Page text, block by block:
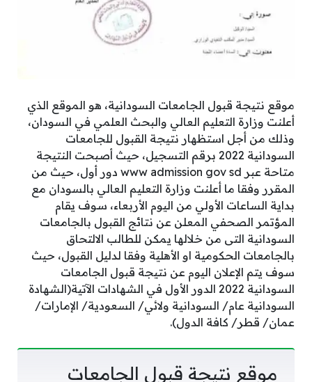
موقع نتيجة قبول الجامعات السودانية، هو الموقع الذي
أعلنت وزارة التعليم العالي والبحث العلمي في السودان،
وذلك من أجل استظهار نتيجة القبول للجامعات
السودانية 2022 برقم التسجيل، حيث أصبحت النتيجة
متاحة عبر www admission gov sd دور أول، حيث من
المقرر وفقا ما أعلنت وزارة التعليم العالي بالسودان مع
بداية الساعات الأولي من اليوم الأربعاء، سوف يقام
المؤتمر الصحفي المعلن عن نتائج القبول بالجامعات
السودانية التى من خلالها يمكن للطالب الالتحاق
بالجامعات الحكومية او الأهلية وفقا لدليل القبول، حيث
سوف يتم الإعلان اليوم عن نتيجة قبول الجامعات
السودانية 2022 الدور الأول في الشهادات الآتية‌(الشهادة
السودانية عام/‌ السودانية ولائي/ ‌‌السعودية/ ‌‌الإمارات/
‌‌‌‌عمان/ ‌‌قطر/ ‌كافة الدول).
موقع نتيجة قبول الجامعات